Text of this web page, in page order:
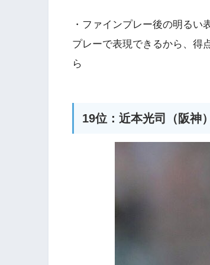
・ファインプレー後の明る
プレーで表現できるから、得
ら
19位：近本光司（阪神）